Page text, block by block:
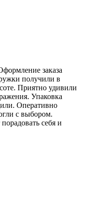
заказа
получили в
Приятно удивили
Упаковка
Оперативно
с выбором.
себя и